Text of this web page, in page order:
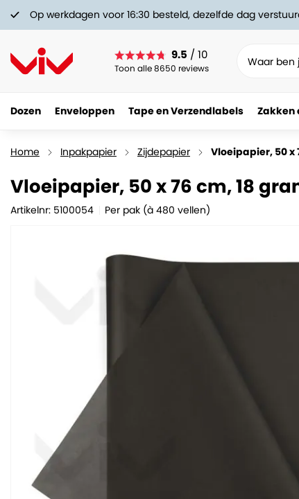
Op werkdagen voor 16:30 besteld, dezelfde dag
9.5 / 10
Toon alle 8650 reviews
Dozen Enveloppen Tape en Verzendlabels Zakken
Home Inpakpapier Zijdepapier Vloeipapier, 50 x
Vloeipapier, 50 x 76 cm, 18
Artikelnr: 5100054 Per pak (à 480 vellen)